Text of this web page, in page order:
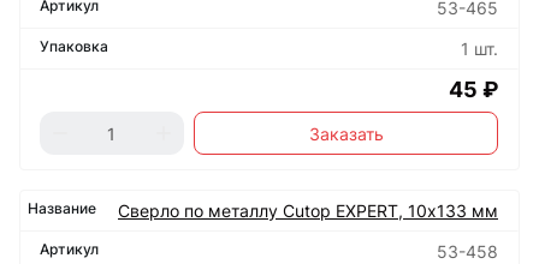
53-465
1 шт.
45 ₽
Заказать
Сверло по металлу Cutop EXPERT, 10х133 мм
53-458